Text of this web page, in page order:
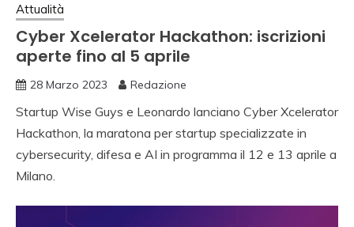
Attualità
Cyber Xcelerator Hackathon: iscrizioni
aperte fino al 5 aprile
28 Marzo 2023 Redazione
Startup Wise Guys e Leonardo lanciano Cyber Xcelerator
Hackathon, la maratona per startup specializzate in
cybersecurity, difesa e AI in programma il 12 e 13 aprile a
Milano.